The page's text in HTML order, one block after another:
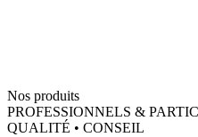
Nos produits
PROFESSIONNELS &
QUALITÉ • CONSEIL